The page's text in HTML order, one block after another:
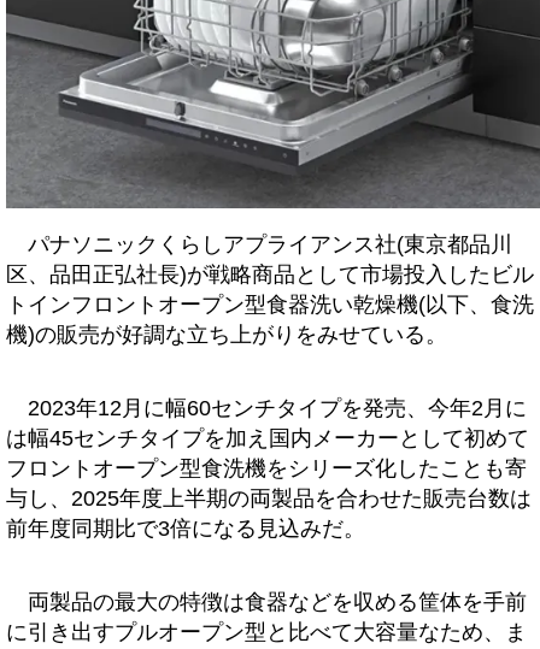
パナソニックくらしアプライアンス社(東京都品川
区、品田正弘社長)が戦略商品として市場投入したビル
トインフロントオープン型食器洗い乾燥機(以下、食洗
機)の販売が好調な立ち上がりをみせている。
2023年12月に幅60センチタイプを発売、今年2月に
は幅45センチタイプを加え国内メーカーとして初めて
フロントオープン型食洗機をシリーズ化したことも寄
与し、2025年度上半期の両製品を合わせた販売台数は
前年度同期比で3倍になる見込みだ。
両製品の最大の特徴は食器などを収める筐体を手前
に引き出すプルオープン型と比べて大容量なため、ま